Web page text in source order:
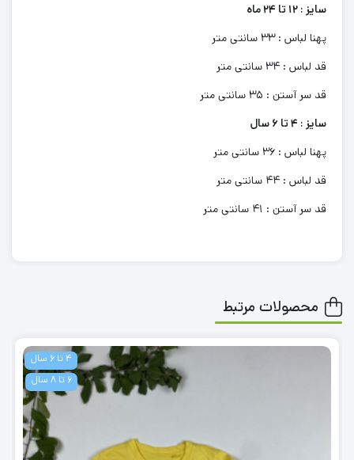
سایز : 12 تا 24 ماه
پهنا لباس : 33 سانتی متر
قد لباس : 34 سانتی متر
قد سر آستن : 35 سانتی متر
سایز : 4 تا 6 سال
پهنا لباس : 36 سانتی متر
قد لباس : 44 سانتی متر
قد سر آستن : 41 سانتی متر
محصولات مرتبط
4 تا 6 سال
6 تا 8 سال